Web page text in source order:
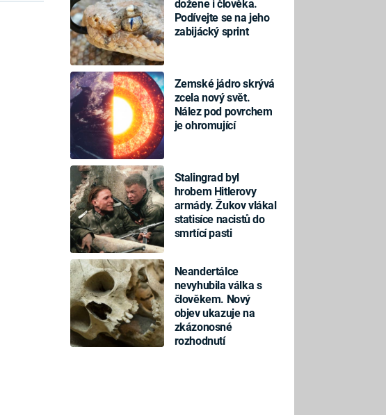
dožene i člověka.
Podívejte se na jeho
zabijácký sprint
Zemské jádro skrývá
zcela nový svět.
Nález pod povrchem
je ohromující
Stalingrad byl
hrobem Hitlerovy
armády. Žukov vlákal
statisíce nacistů do
smrtící pasti
Neandertálce
nevyhubila válka s
člověkem. Nový
objev ukazuje na
zkázonosné
rozhodnutí